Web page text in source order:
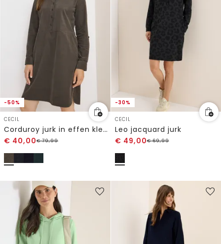
-50%
CECIL
Corduroy jurk in effen kleur
€ 40,00€79,99
-30%
CECIL
Leo jacquard jurk
€ 49,00€69,99